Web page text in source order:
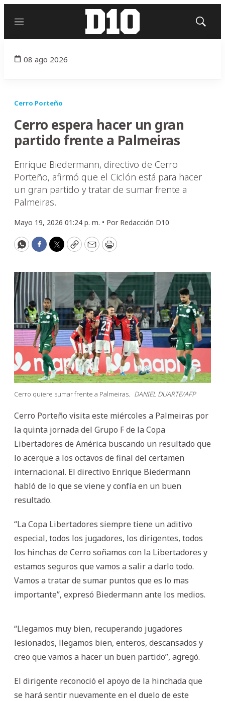
Menú
Mostrar
08 ago 2026
Cerro Porteño
Cerro espera hacer un gran
partido frente a Palmeiras
Enrique Biedermann, directivo de Cerro
Porteño, afirmó que el Ciclón está para hacer
un gran partido y tratar de sumar frente a
Palmeiras.
Mayo 19, 2026 01:24 p. m. • Por Redacción D10
WhatsApp
Facebook
Twitter
CopyEmailPrint
Cerro quiere sumar frente a Palmeiras. DANIEL DUARTE/AFP
Cerro Porteño visita este miércoles a Palmeiras por
la quinta jornada del Grupo F de la Copa
Libertadores de América buscando un resultado que
lo acerque a los octavos de final del certamen
internacional. El directivo Enrique Biedermann
habló de lo que se viene y confía en un buen
resultado.
“La Copa Libertadores siempre tiene un aditivo
especial, todos los jugadores, los dirigentes, todos
los hinchas de Cerro soñamos con la Libertadores y
estamos seguros que vamos a salir a darlo todo.
Vamos a tratar de sumar puntos que es lo mas
importante”, expresó Biedermann ante los medios.
“Llegamos muy bien, recuperando jugadores
lesionados, llegamos bien, enteros, descansados y
creo que vamos a hacer un buen partido”, agregó.
El dirigente reconoció el apoyo de la hinchada que
se hará sentir nuevamente en el duelo de este